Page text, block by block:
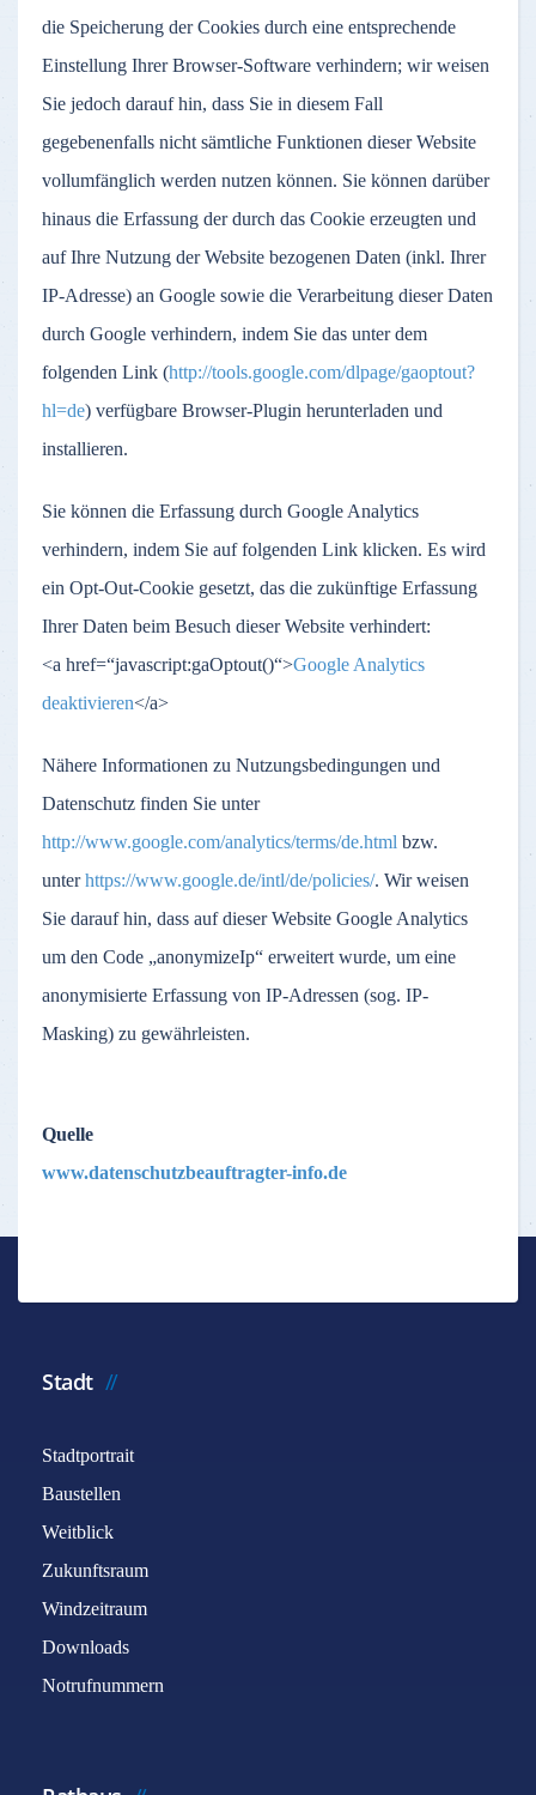
die Speicherung der Cookies durch eine entsprechende
Einstellung Ihrer Browser-Software verhindern; wir weisen
Sie jedoch darauf hin, dass Sie in diesem Fall
gegebenenfalls nicht sämtliche Funktionen dieser Website
vollumfänglich werden nutzen können. Sie können darüber
hinaus die Erfassung der durch das Cookie erzeugten und
auf Ihre Nutzung der Website bezogenen Daten (inkl. Ihrer
IP-Adresse) an Google sowie die Verarbeitung dieser Daten
durch Google verhindern, indem Sie das unter dem
folgenden Link (http://tools.google.com/dlpage/gaoptout?
hl=de) verfügbare Browser-Plugin herunterladen und
installieren.
Sie können die Erfassung durch Google Analytics
verhindern, indem Sie auf folgenden Link klicken. Es wird
ein Opt-Out-Cookie gesetzt, das die zukünftige Erfassung
Ihrer Daten beim Besuch dieser Website verhindert:
<a href=“javascript:gaOptout()“>Google Analytics
deaktivieren</a>
Nähere Informationen zu Nutzungsbedingungen und
Datenschutz finden Sie unter
http://www.google.com/analytics/terms/de.html bzw.
unterhttps://www.google.de/intl/de/policies/. Wir weisen
Sie darauf hin, dass auf dieser Website Google Analytics
um den Code „anonymizeIp“ erweitert wurde, um eine
anonymisierte Erfassung von IP-Adressen (sog. IP-
Masking) zu gewährleisten.
Quelle
www.datenschutzbeauftragter-info.de
Stadt
Stadtportrait
Baustellen
Weitblick
Zukunftsraum
Windzeitraum
Downloads
Notrufnummern